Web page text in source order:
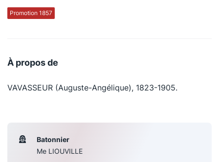
Promotion 1857
À propos de
VAVASSEUR (Auguste-Angélique), 1823-1905.
Batonnier
Me LIOUVILLE
La défense pénale
Le Concours de la Conférence
La Petite Conférence